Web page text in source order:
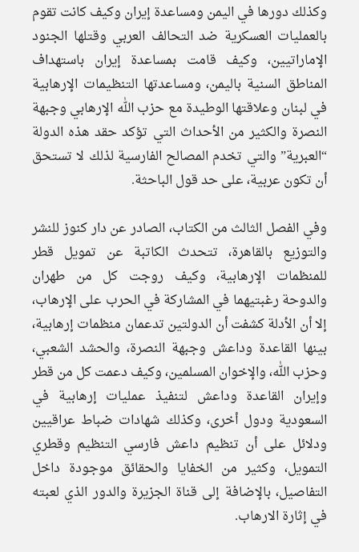
وكذلك دورها في اليمن ومساعدة إيران وكيف كانت تقوم
بالعمليات العسكرية ضد التحالف العربي وقتلها الجنود
الإماراتيين، وكيف قامت بمساعدة إيران باستهداف
المناطق السنية باليمن، ومساعدتها التنظيمات الإرهابية
في لبنان وعلاقتها الوطيدة مع حزب الله الإرهابي وجبهة
النصرة والكثير من الأحداث التي تؤكد حقد هذه الدولة
“العبرية” والتي تخدم المصالح الفارسية لذلك لا تستحق
أن تكون عربية، على حد قول الباحثة.
وفي الفصل الثالث من الكتاب، الصادر عن دار كنوز للنشر
والتوزيع بالقاهرة، تتحدث الكاتبة عن تمويل قطر
للمنظمات الإرهابية، وكيف روجت كل من طهران
والدوحة رغبتيهما في المشاركة في الحرب على الإرهاب،
إلا أن الأدلة كشفت أن الدولتين تدعمان منظمات إرهابية،
بينها القاعدة وداعش وجبهة النصرة، والحشد الشعبي،
وحزب الله، والإخوان المسلمين، وكيف دعمت كل من قطر
وإيران القاعدة وداعش لتنفيذ عمليات إرهابية في
السعودية ودول أخرى، وكذلك شهادات ضباط عراقيين
ودلائل على أن تنظيم داعش فارسي التنظيم وقطري
التمويل، وكثير من الخفايا والحقائق موجودة داخل
التفاصيل، بالإضافة إلى قناة الجزيرة والدور الذي لعبته
في إثارة الارهاب.